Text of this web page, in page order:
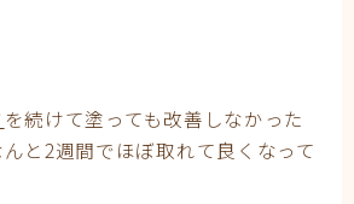
を続けて塗っても改善しなかった
と2週間でほぼ取れて良くなって